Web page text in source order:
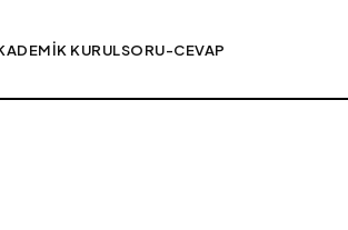
KURULSORU-CEVAP